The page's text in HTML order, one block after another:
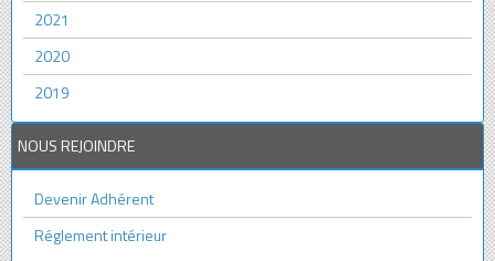
2021
2020
2019
NOUS REJOINDRE
Devenir Adhérent
Réglement intérieur